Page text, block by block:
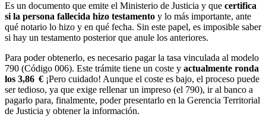
Es un documento que emite el Ministerio de Justicia y que certifica
si la persona fallecida hizo testamento y lo más importante, ante
qué notario lo hizo y en qué fecha. Sin este papel, es imposible saber
si hay un testamento posterior que anule los anteriores.
Para poder obtenerlo, es necesario pagar la tasa vinculada al modelo
790 (Código 006). Este trámite tiene un coste y actualmente ronda
los 3,86 € ¡Pero cuidado! Aunque el coste es bajo, el proceso puede
ser tedioso, ya que exige rellenar un impreso (el 790), ir al banco a
pagarlo para, finalmente, poder presentarlo en la Gerencia Territorial
de Justicia y obtener la información.